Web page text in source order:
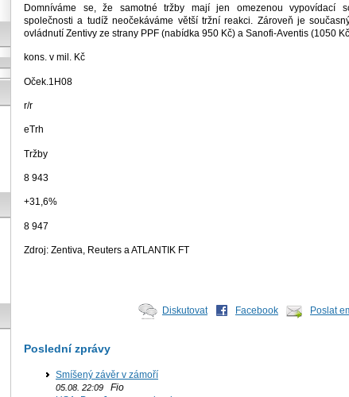
Domníváme se, že samotné tržby mají jen omezenou vypovídací
společnosti a tudíž neočekáváme větší tržní reakci. Zároveň je
ovládnutí Zentivy ze strany PPF (nabídka 950 Kč) a Sanofi-Aventis (1050
kons. v mil. Kč
Oček.1H08
r/r
eTrh
Tržby
8 943
+31,6%
8 947
Zdroj: Zentiva, Reuters a ATLANTIK FT
Diskutovat Facebook Poslat
Poslední zprávy
Smíšený závěr v zámoří
05.08. 22:09 Fio